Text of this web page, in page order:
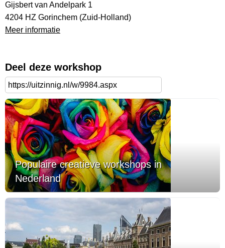
Gijsbert van Andelpark 1
4204 HZ Gorinchem (Zuid-Holland)
Meer informatie
Deel deze workshop
Populaire creatieve workshops in
Nederland